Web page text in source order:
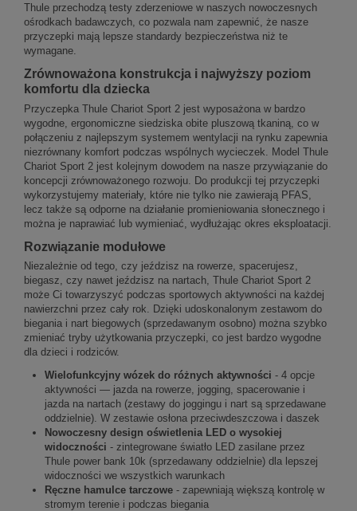
Thule przechodzą testy zderzeniowe w naszych nowoczesnych
ośrodkach badawczych, co pozwala nam zapewnić, że nasze
przyczepki mają lepsze standardy bezpieczeństwa niż te
wymagane.
Zrównoważona konstrukcja i najwyższy poziom
komfortu dla dziecka
Przyczepka Thule Chariot Sport 2 jest wyposażona w bardzo
wygodne, ergonomiczne siedziska obite pluszową tkaniną, co w
połączeniu z najlepszym systemem wentylacji na rynku zapewnia
niezrównany komfort podczas wspólnych wycieczek. Model Thule
Chariot Sport 2 jest kolejnym dowodem na nasze przywiązanie do
koncepcji zrównoważonego rozwoju. Do produkcji tej przyczepki
wykorzystujemy materiały, które nie tylko nie zawierają PFAS,
lecz także są odporne na działanie promieniowania słonecznego i
można je naprawiać lub wymieniać, wydłużając okres eksploatacji.
Rozwiązanie modułowe
Niezależnie od tego, czy jeździsz na rowerze, spacerujesz,
biegasz, czy nawet jeździsz na nartach, Thule Chariot Sport 2
może Ci towarzyszyć podczas sportowych aktywności na każdej
nawierzchni przez cały rok. Dzięki udoskonalonym zestawom do
biegania i nart biegowych (sprzedawanym osobno) można szybko
zmieniać tryby użytkowania przyczepki, co jest bardzo wygodne
dla dzieci i rodziców.
Wielofunkcyjny wózek do różnych aktywności - 4 opcje
aktywności — jazda na rowerze, jogging, spacerowanie i
jazda na nartach (zestawy do joggingu i nart są sprzedawane
oddzielnie). W zestawie osłona przeciwdeszczowa i daszek
Nowoczesny design oświetlenia LED o wysokiej
widoczności - zintegrowane światło LED zasilane przez
Thule power bank 10k (sprzedawany oddzielnie) dla lepszej
widoczności we wszystkich warunkach
Ręczne hamulce tarczowe - zapewniają większą kontrolę w
stromym terenie i podczas biegania